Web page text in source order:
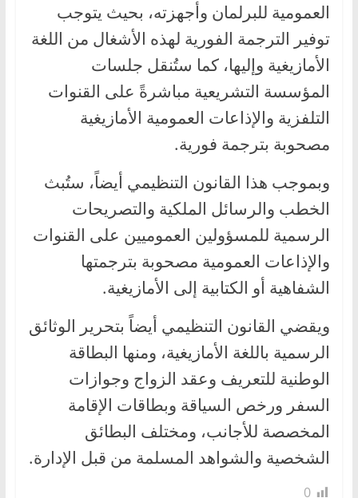
العمومية للبرلمان وأجهزته، بحيث يتوجب
توفير الترجمة الفورية لهذه الأشغال من اللغة
الأمازيغية وإليها، كما ستُنقل جلسات
المؤسسة التشريعية مباشرةً على القنوات
التلفزية والإذاعات العمومية الأمازيغية
مصحوبة بترجمة فورية.
وبموجب هذا القانون التنظيمي أيضاً، ستُبث
الخطب والرسائل الملكية والتصريحات
الرسمية للمسؤولين العموميين على القنوات
والإذاعات العمومية مصحوبة بترجمتها
الشفاهية أو الكتابية إلى الأمازيغية.
ويقضي القانون التنظيمي أيضاً بتحرير الوثائق
الرسمية باللغة الأمازيغية، ومنها البطاقة
الوطنية للتعريف وعقد الزواج وجوازات
السفر ورخص السياقة وبطاقات الإقامة
المخصصة للأجانب، ومختلف البطائق
الشخصية والشواهد المسلمة من قبل الإدارة.
0